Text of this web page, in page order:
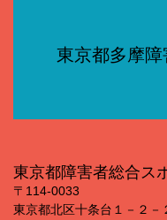
東京都多摩
東京都障害者総合ス
〒114‐0033
東京都北区十条台１－２－